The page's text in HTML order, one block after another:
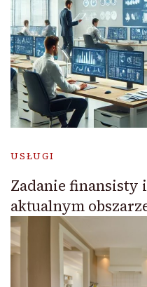
USŁUGI
Zadanie finansisty
aktualnym